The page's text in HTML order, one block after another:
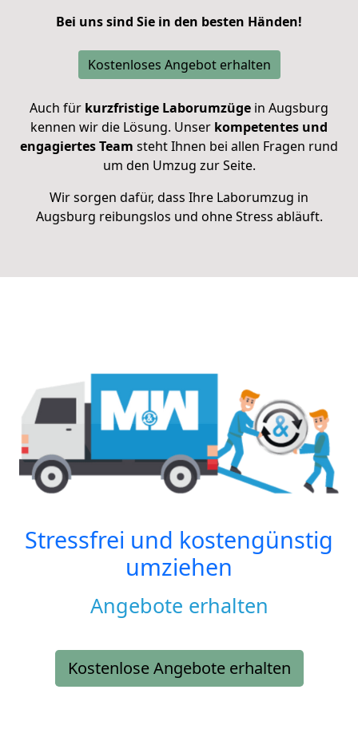
Bei uns sind Sie in den besten Händen!
Kostenloses Angebot erhalten
Auch für kurzfristige Laborumzüge in Augsburg
kennen wir die Lösung. Unser kompetentes und
engagiertes Team steht Ihnen bei allen Fragen rund
um den Umzug zur Seite.
Wir sorgen dafür, dass Ihre Laborumzug in
Augsburg reibungslos und ohne Stress abläuft.
Stressfrei und kostengünstig
umziehen
Angebote erhalten
Kostenlose Angebote erhalten